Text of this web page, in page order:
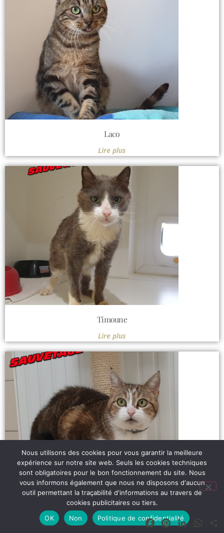
Laco
Lire plus
Timoune
Lire plus
Joy
Lire plus Facebook
PinterestLinkedIn
Nous utilisons des cookies pour vous garantir la meilleure
expérience sur notre site web. Seuls les cookies techniques
sont obligatoires pour le bon fonctionnement du site. Nous
vous informons également que nous ne disposons d'aucun
outil permettant la traçabilité d'informations au travers de
cookies publicitaires ou tiers.
OK
Non Politique de confidentialité